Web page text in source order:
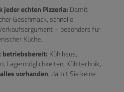
jeder echten Pizzeria: Damit
Geschmack, schnelle
– besonders für
Küche.
betriebsbereit: Kühlhaus,
Lagermöglichkeiten, Kühltechnik,
alles vorhanden, damit Sie keine